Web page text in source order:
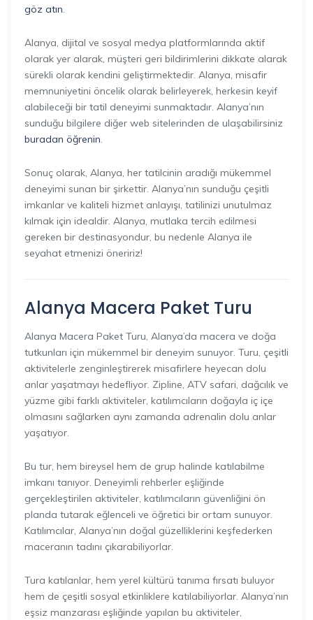
göz atın.
Alanya, dijital ve sosyal medya platformlarında aktif
olarak yer alarak, müşteri geri bildirimlerini dikkate alarak
sürekli olarak kendini geliştirmektedir. Alanya, misafir
memnuniyetini öncelik olarak belirleyerek, herkesin keyif
alabileceği bir tatil deneyimi sunmaktadır. Alanya’nın
sunduğu bilgilere diğer web sitelerinden de ulaşabilirsiniz
buradan öğrenin.
Sonuç olarak, Alanya, her tatilcinin aradığı mükemmel
deneyimi sunan bir şirkettir. Alanya’nın sunduğu çeşitli
imkanlar ve kaliteli hizmet anlayışı, tatilinizi unutulmaz
kılmak için idealdir. Alanya, mutlaka tercih edilmesi
gereken bir destinasyondur, bu nedenle Alanya ile
seyahat etmenizi öneririz!
Alanya Macera Paket Turu
Alanya Macera Paket Turu, Alanya’da macera ve doğa
tutkunları için mükemmel bir deneyim sunuyor. Turu, çeşitli
aktivitelerle zenginleştirerek misafirlere heyecan dolu
anlar yaşatmayı hedefliyor. Zipline, ATV safari, dağcılık ve
yüzme gibi farklı aktiviteler, katılımcıların doğayla iç içe
olmasını sağlarken aynı zamanda adrenalin dolu anlar
yaşatıyor.
Bu tur, hem bireysel hem de grup halinde katılabilme
imkanı tanıyor. Deneyimli rehberler eşliğinde
gerçekleştirilen aktiviteler, katılımcıların güvenliğini ön
planda tutarak eğlenceli ve öğretici bir ortam sunuyor.
Katılımcılar, Alanya’nın doğal güzelliklerini keşfederken
maceranın tadını çıkarabiliyorlar.
Tura katılanlar, hem yerel kültürü tanıma fırsatı buluyor
hem de çeşitli sosyal etkinliklere katılabiliyorlar. Alanya’nın
eşsiz manzarası eşliğinde yapılan bu aktiviteler,